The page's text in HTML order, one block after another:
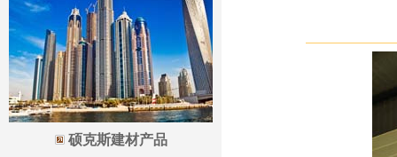
硕克斯建材产品